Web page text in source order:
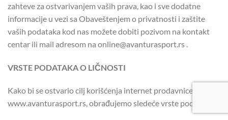
zahteve za ostvarivanjem vaših prava, kao i sve dodatne
informacije u vezi sa Obaveštenjem o privatnosti i zaštite
vaših podataka kod nas možete dobiti pozivom na kontakt
centar ili mail adresom na online@avanturasport.rs .
VRSTE PODATAKA O LIČNOSTI
Kako bi se ostvario cilj korišćenja internet prodavnice
www.avanturasport.rs, obrađujemo sledeće vrste podataka: